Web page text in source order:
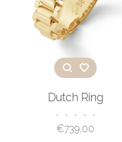
Dutch Ring
• • • • •
€739,00